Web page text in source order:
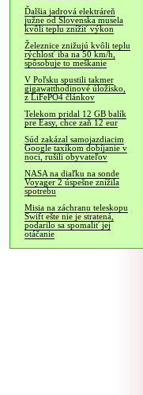
Ďalšia jadrová elektráreň
južne od Slovenska musela
kvôli teplu znížiť výkon
Železnice znižujú kvôli teplu
rýchlosť iba na 50 km/h,
spôsobuje to meškanie
V Poľsku spustili takmer
gigawatthodinové úložisko,
z LiFePO4 článkov
Telekom pridal 12 GB balík
pre Easy, chce zaň 12 eur
Súd zakázal samojazdiacim
Google taxíkom dobíjanie v
noci, rušili obyvateľov
NASA na diaľku na sonde
Voyager 2 úspešne znížila
spotrebu
Misia na záchranu teleskopu
Swift ešte nie je stratená,
podarilo sa spomaliť jej
otáčanie